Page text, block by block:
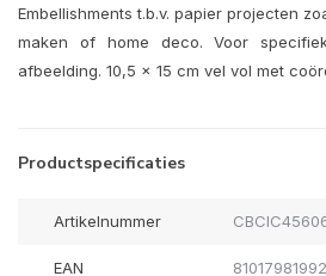
Embellishments t.b.v. papier projecten
maken of home deco. Voor
afbeelding. 10,5 x 15 cm vel vol met
Productspecificaties
Artikelnummer
EAN